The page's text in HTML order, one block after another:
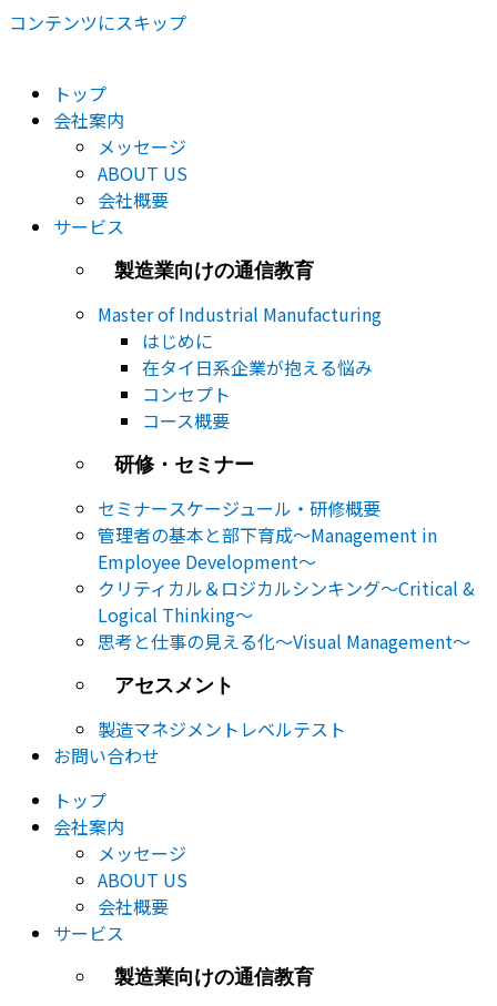
コンテンツにスキップ
トップ
会社案内
メッセージ
ABOUT US
会社概要
サービス
製造業向けの通信教育
Master of Industrial Manufacturing
はじめに
在タイ日系企業が抱える悩み
コンセプト
コース概要
研修・セミナー
セミナー​スケージュール・研修概要
管理者の基本と部下育成～Management in
Employee Development～
クリティカル＆ロジカルシンキング～Critical &
Logical Thinking～
思考と仕事の見える化～Visual Management～
アセスメント
製造マネジメントレベルテスト
お問い合わせ
トップ
会社案内
メッセージ
ABOUT US
会社概要
サービス
製造業向けの通信教育